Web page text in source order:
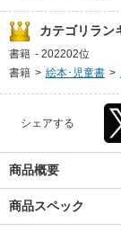
カテゴリラン
書籍 - 202202位
書籍 > 絵本･児童書 >
シェアする
商品概要
商品スペック